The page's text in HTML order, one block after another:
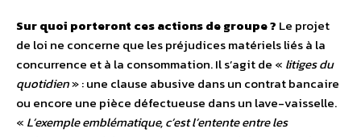
Sur quoi porteront ces actions de groupe ? Le projet
de loi ne concerne que les préjudices matériels liés à la
concurrence et à la consommation. Il s’agit de « litiges du
quotidien» : une clause abusive dans un contrat bancaire
ou encore une pièce défectueuse dans un lave-vaisselle.
« L’exemple emblématique, c’est l’entente entre les